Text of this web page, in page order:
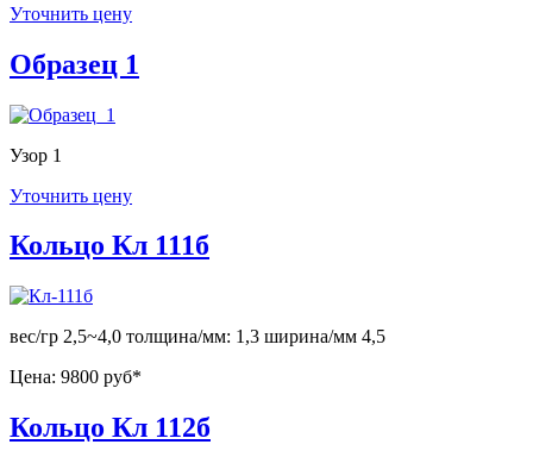
Уточнить цену
Образец 1
Узор 1
Уточнить цену
Кольцо Кл 111б
вес/гр 2,5~4,0 толщина/мм: 1,3 ширина/мм 4,5
Цена: 9800 руб*
Кольцо Кл 112б